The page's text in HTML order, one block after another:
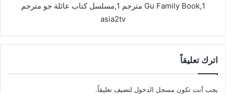
1,Gu Family Book مترجم 1,مسلسل كتاب عائلة جو مترجم
asia2tv
اترك تعليقاً
يجب أنت تكون مسجل الدخول لتضيف تعليقاً.